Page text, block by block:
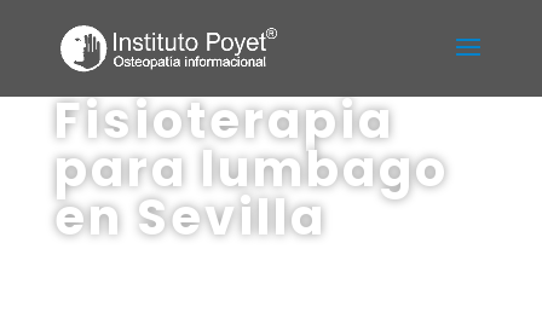
Fisioterapia
para lumbago
en Sevilla